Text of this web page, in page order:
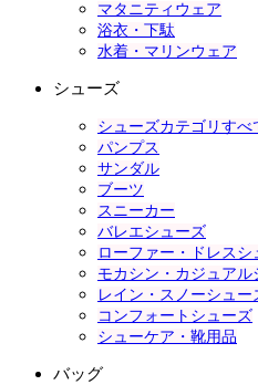
マタニティウェア
浴衣・下駄
水着・マリンウェア
シューズ
シューズカテゴリすべ
パンプス
サンダル
ブーツ
スニーカー
バレエシューズ
ローファー・ドレスシ
モカシン・カジュアル
レイン・スノーシュー
コンフォートシューズ
シューケア・靴用品
バッグ